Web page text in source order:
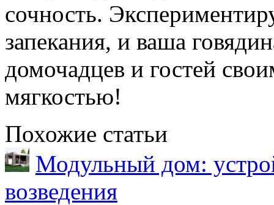
сочность.
запекания, и ваша
домочадцев и гостей
мягкостью!
Похожие статьи
Модульный дом:
возведения